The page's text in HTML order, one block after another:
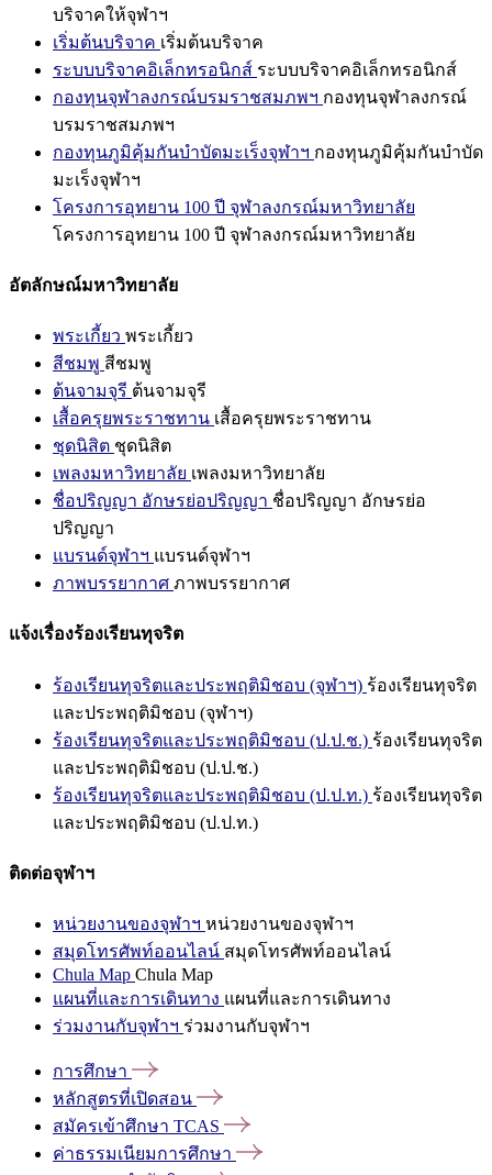
บริจาคให้จุฬาฯ
เริ่มต้นบริจาค เริ่มต้นบริจาค
ระบบบริจาคอิเล็กทรอนิกส์ ระบบบริจาคอิเล็กทรอนิกส์
กองทุนจุฬาลงกรณ์บรมราชสมภพฯ กองทุนจุฬาลงกรณ์
บรมราชสมภพฯ
กองทุนภูมิคุ้มกันบำบัดมะเร็งจุฬาฯ กองทุนภูมิคุ้มกันบำบัด
มะเร็งจุฬาฯ
โครงการอุทยาน 100 ปี จุฬาลงกรณ์มหาวิทยาลัย
โครงการอุทยาน 100 ปี จุฬาลงกรณ์มหาวิทยาลัย
อัตลักษณ์มหาวิทยาลัย
พระเกี้ยว พระเกี้ยว
สีชมพู สีชมพู
ต้นจามจุรี ต้นจามจุรี
เสื้อครุยพระราชทาน เสื้อครุยพระราชทาน
ชุดนิสิต ชุดนิสิต
เพลงมหาวิทยาลัย เพลงมหาวิทยาลัย
ชื่อปริญญา อักษรย่อปริญญา ชื่อปริญญา อักษรย่อ
ปริญญา
แบรนด์จุฬาฯ แบรนด์จุฬาฯ
ภาพบรรยากาศ ภาพบรรยากาศ
แจ้งเรื่องร้องเรียนทุจริต
ร้องเรียนทุจริตและประพฤติมิชอบ (จุฬาฯ) ร้องเรียนทุจริต
และประพฤติมิชอบ (จุฬาฯ)
ร้องเรียนทุจริตและประพฤติมิชอบ (ป.ป.ช.) ร้องเรียนทุจริต
และประพฤติมิชอบ (ป.ป.ช.)
ร้องเรียนทุจริตและประพฤติมิชอบ (ป.ป.ท.) ร้องเรียนทุจริต
และประพฤติมิชอบ (ป.ป.ท.)
ติดต่อจุฬาฯ
หน่วยงานของจุฬาฯ หน่วยงานของจุฬาฯ
สมุดโทรศัพท์ออนไลน์ สมุดโทรศัพท์ออนไลน์
Chula Map Chula Map
แผนที่และการเดินทาง แผนที่และการเดินทาง
ร่วมงานกับจุฬาฯ ร่วมงานกับจุฬาฯ
การศึกษา
หลักสูตรที่เปิดสอน
สมัครเข้าศึกษา TCAS
ค่าธรรมเนียมการศึกษา